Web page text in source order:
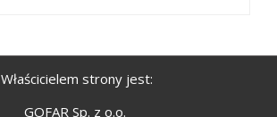
Właścicielem strony jest:
GOFAR Sp. z o.o.